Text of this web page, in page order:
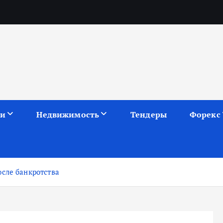
Недвижимость Тендеры Форекс
банкротства